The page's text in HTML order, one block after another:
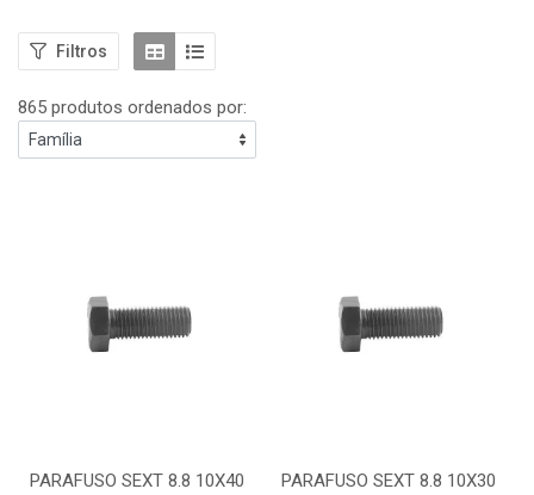
Filtros
865 produtos ordenados por:
PARAFUSO SEXT 8.8 10X40
PARAFUSO SEXT 8.8 10X30